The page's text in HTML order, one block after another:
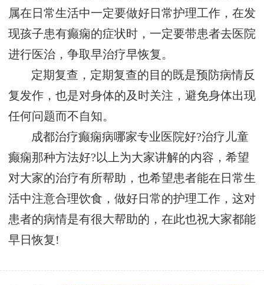
属在日常生活中一定要做好日常护理工作，在发
现孩子患有癫痫的症状时，一定要带患者去医院
进行医治，争取早治疗早恢复。
定期复查，定期复查的目的既是预防病情反
复发作，也是对身体的及时关注，避免身体出现
任何问题而不自知。
成都治疗癫痫病哪家专业医院好?治疗儿童
癫痫那种方法好?以上为大家讲解的内容，希望
对大家的治疗有所帮助，也希望患者能在日常生
活中注意合理饮食，做好日常的护理工作，这对
患者的病情是有很大帮助的，在此也祝大家都能
早日恢复!